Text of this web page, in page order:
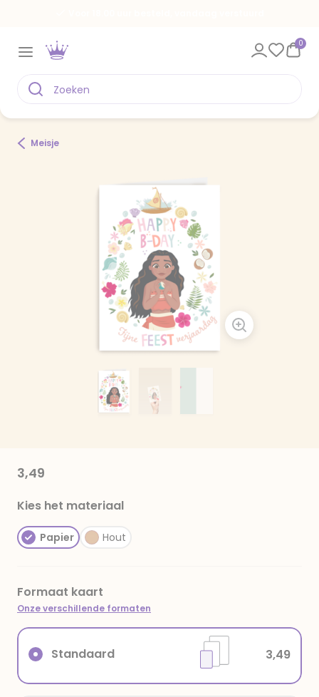
0
Meisje
3,49
Kies het materiaal
Papier Hout
Formaat kaart
Onze verschillende formaten
Standaard 3,49